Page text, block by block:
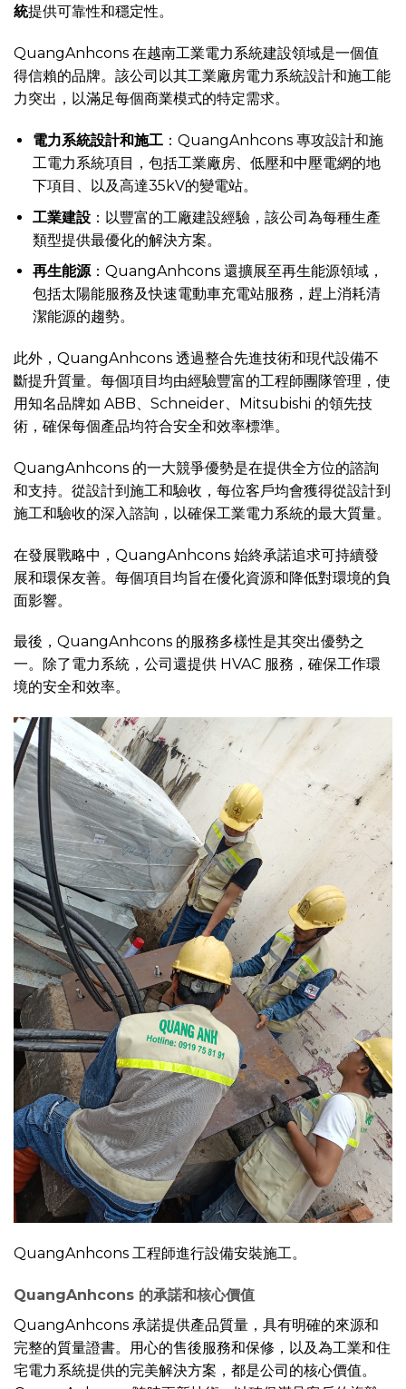
統提供可靠性和穩定性。
QuangAnhcons 在越南工業電力系統建設領域是一個值
得信賴的品牌。該公司以其工業廠房電力系統設計和施工能
力突出，以滿足每個商業模式的特定需求。
電力系統設計和施工：QuangAnhcons 專攻設計和施
工電力系統項目，包括工業廠房、低壓和中壓電網的地
下項目、以及高達35kV的變電站。
工業建設：以豐富的工廠建設經驗，該公司為每種生產
類型提供最優化的解決方案。
再生能源：QuangAnhcons 還擴展至再生能源領域，
包括太陽能服務及快速電動車充電站服務，趕上消耗清
潔能源的趨勢。
此外，QuangAnhcons 透過整合先進技術和現代設備不
斷提升質量。每個項目均由經驗豐富的工程師團隊管理，使
用知名品牌如 ABB、Schneider、Mitsubishi 的領先技
術，確保每個產品均符合安全和效率標準。
QuangAnhcons 的一大競爭優勢是在提供全方位的諮詢
和支持。從設計到施工和驗收，每位客戶均會獲得從設計到
施工和驗收的深入諮詢，以確保工業電力系統的最大質量。
在發展戰略中，QuangAnhcons 始終承諾追求可持續發
展和環保友善。每個項目均旨在優化資源和降低對環境的負
面影響。
最後，QuangAnhcons 的服務多樣性是其突出優勢之
一。除了電力系統，公司還提供 HVAC 服務，確保工作環
境的安全和效率。
QuangAnhcons 工程師進行設備安裝施工。
QuangAnhcons 的承諾和核心價值
QuangAnhcons 承諾提供產品質量，具有明確的來源和
完整的質量證書。用心的售後服務和保修，以及為工業和住
宅電力系統提供的完美解決方案，都是公司的核心價值。